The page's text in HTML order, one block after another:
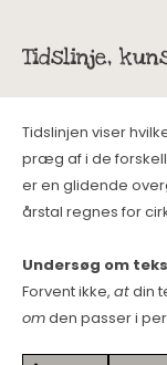
Tidslinje,
Tidslinjen viser
præg af i de
er en glidende
årstal regnes for
Undersøg om
Forvent ikke, atdin
omden passer i